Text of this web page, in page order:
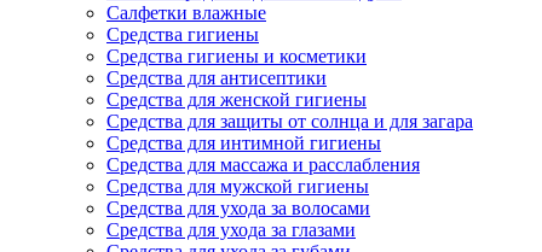
Салфетки влажные
Средства гигиены
Средства гигиены и косметики
Средства для антисептики
Средства для женской гигиены
Средства для защиты от солнца и для загара
Средства для интимной гигиены
Средства для массажа и расслабления
Средства для мужской гигиены
Средства для ухода за волосами
Средства для ухода за глазами